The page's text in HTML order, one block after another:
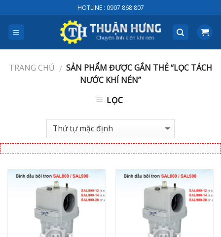
to
content
HOTLINE : 0907 868 807
TRANG CHỦ / SẢN PHẨM ĐƯỢC GẮN THẺ “LỌC TÁCH
NƯỚC KHÍ NÉN”
LỌC